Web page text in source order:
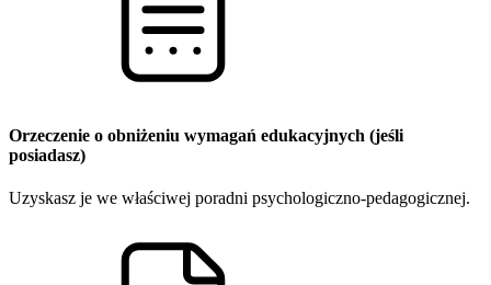
Orzeczenie o obniżeniu wymagań edukacyjnych (jeśli
posiadasz)
Uzyskasz je we właściwej poradni psychologiczno-pedagogicznej.